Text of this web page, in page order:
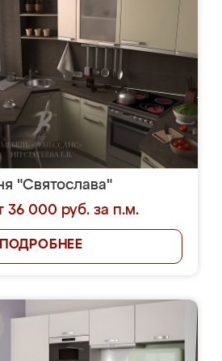
"Святослава"
36 000 руб. за п.м.
ПОДРОБНЕЕ